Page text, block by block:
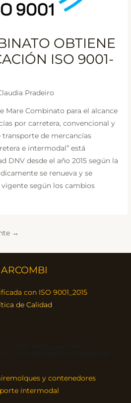
OBTIENE
ISO 9001-
Pradeiro
Mare Combinato para el alcance
por carretera, convencional y
transporte de mercancías
e intermodal” está
DNV desde el año 2015 según la
se renueva y se
según los cambios
→
con ISO 9001_2015
de Calidad
y contenedores
intermodal